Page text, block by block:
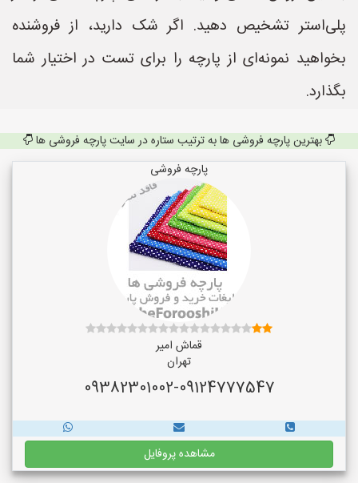
پلی‌استر تشخیص دهید. اگر شک دارید، از فروشنده
بخواهید نمونه‌ای از پارچه را برای تست در اختیار شما
بگذارد.
بهترین پارچه فروشی ها به ترتیب ستاره در سایت پارچه فروشی ها
پارچه فروشی
قماش امیر
تهران
09382301002-09124777547
مشاهده پروفایل